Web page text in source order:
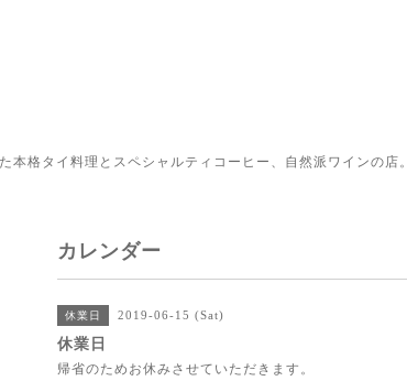
本格タイ料理とスペシャルティコーヒー、自然派ワインの店。
カレンダー
休業日 2019-06-15 (Sat)
休業日
帰省のためお休みさせていただきます。